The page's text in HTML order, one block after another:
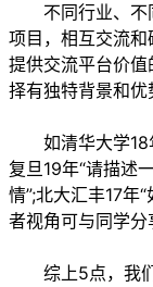
不同行业、不
项目，相互交流
提供交流平台价
择有独特背景和优
如清华大学18
复旦19年“请描述
情”;北大汇丰17年
者视角可与同学分
综上5点，我们